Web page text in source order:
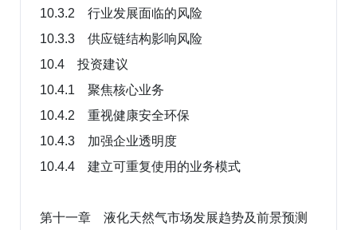
10.3.2 行业发展面临的风险
10.3.3 供应链结构影响风险
10.4 投资建议
10.4.1 聚焦核心业务
10.4.2 重视健康安全环保
10.4.3 加强企业透明度
10.4.4 建立可重复使用的业务模式
第十一章 液化天然气市场发展趋势及前景预测